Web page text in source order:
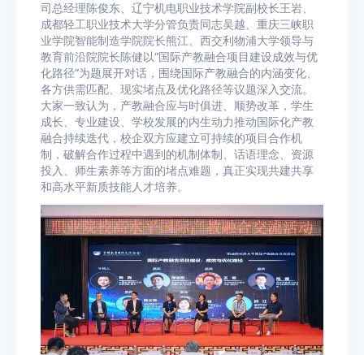
司总经理陈俊东、辽宁机电职业技术学院副校长王岩、
成都轻工职业技术大学分管负责同志吴越、重庆三峡职
业学院智能制造学院院长熊江、西交利物浦大学领导与
教育前沿院院长陈健以“国际产教融合项目建设成效与优
化路径”为题展开对话，围绕国际产教融合的内涵变化、
各方供需匹配、现实堵点及优化路径等议题深入交流。
大家一致认为，产教融合应与时俱进、顺势改革，学生
成长、专业建设、学校发展的内生动力推动国际化产教
融合持续迭代，校企双方应建立可持续的项目合作机
制，破解合作过程中遇到的机制体制、话语理念、资源
投入、师生素养等方面的堵点难题，真正实现共建共享
和高水平新质技能人才培养。